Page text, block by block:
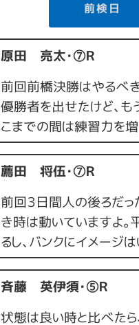
前検日
原田 亮太・⑦Ｒ
前回前橋決勝はやるべ
優勝者を出せたけど、も
こまでの間は練習力を
薦田 将伍・⑦Ｒ
前回３日間人の後ろだっ
き時は動いていますよ
るし、バンクにイメージ
斉藤 英伊須・⑤Ｒ
状態は良い時と比べたら